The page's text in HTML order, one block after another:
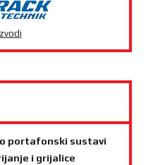
portafonski sustavi
i grijalice